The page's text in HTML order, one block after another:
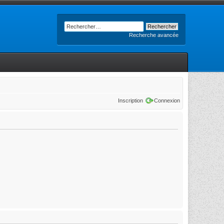
Recherche avancée
Inscription Connexion